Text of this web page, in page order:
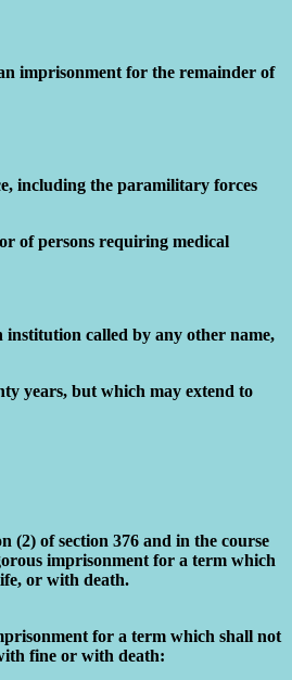
imprisonment for the remainder of
including the paramilitary forces
of persons requiring medical
institution called by any other name,
years, but which may extend to
(2) of section 376 and in the course
imprisonment for a term which
or with death.
for a term which shall not
fine or with death: